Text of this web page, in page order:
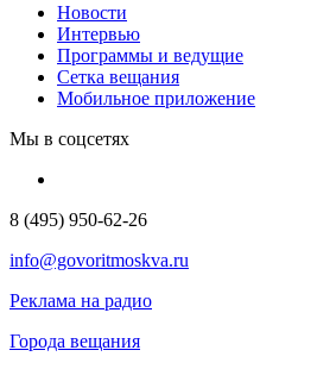
Новости
Интервью
Программы и ведущие
Сетка вещания
Мобильное приложение
Мы в соцсетях
8 (495) 950-62-26
info@govoritmoskva.ru
Реклама на радио
Города вещания